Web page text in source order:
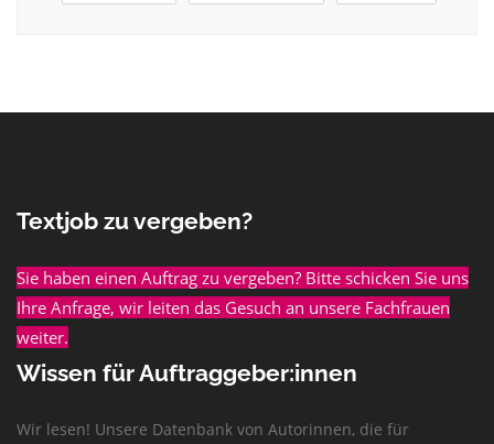
Textjob zu vergeben?
Sie haben einen Auftrag zu vergeben? Bitte schicken Sie uns
Ihre Anfrage, wir leiten das Gesuch an unsere Fachfrauen
weiter.
Wissen für Auftraggeber:innen
Wir lesen! Unsere Datenbank von Autorinnen, die für